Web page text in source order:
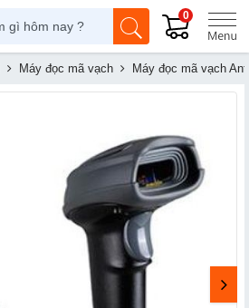
0
Máy đọc mã vạch Máy đọc mã vạch